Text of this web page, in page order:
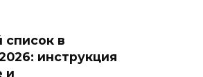
в
инструкция
и